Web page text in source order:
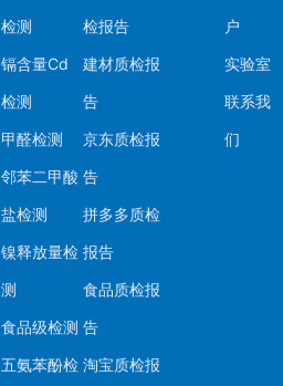
检测
镉含量Cd
检测
甲醛检测
邻苯二甲酸
盐检测
镍释放量检
测
食品级检测
五氨苯酚检
检报告
建材质检报
告
京东质检报
告
拼多多质检
报告
食品质检报
告
淘宝质检报
户
实验室
联系我
们